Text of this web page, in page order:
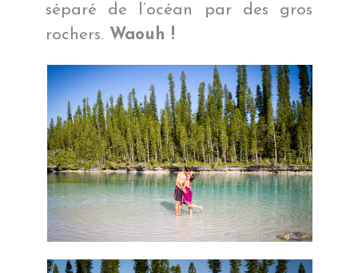
séparé de l’océan par des gros
rochers. Waouh !